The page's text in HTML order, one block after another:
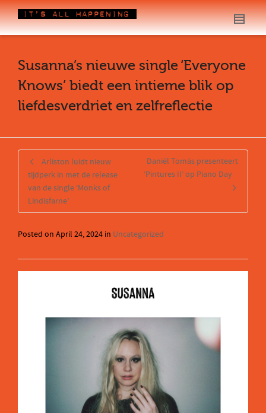
Susanna’s nieuwe single ‘Everyone
Knows’ biedt een intieme blik op
liefdesverdriet en zelfreflectie
Arliston luidt nieuw
tijdperk in met de release
van de single ‘Monks of
Lindisfarne’
Daniël Tomàs presenteert
‘Pintures II’ op Piano Day
Posted on April 24, 2024 in Uncategorized